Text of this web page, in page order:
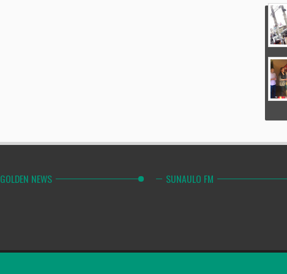
GOLDEN NEWS SUNAULO FM